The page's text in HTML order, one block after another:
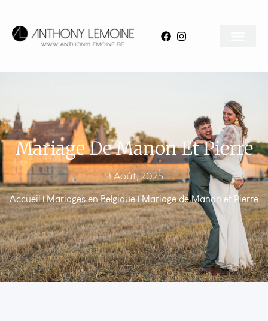
Mariage De Manon Et Pierre
9 Août, 2025
Accueil|Mariages en Belgique|Mariage de Manon et Pierre